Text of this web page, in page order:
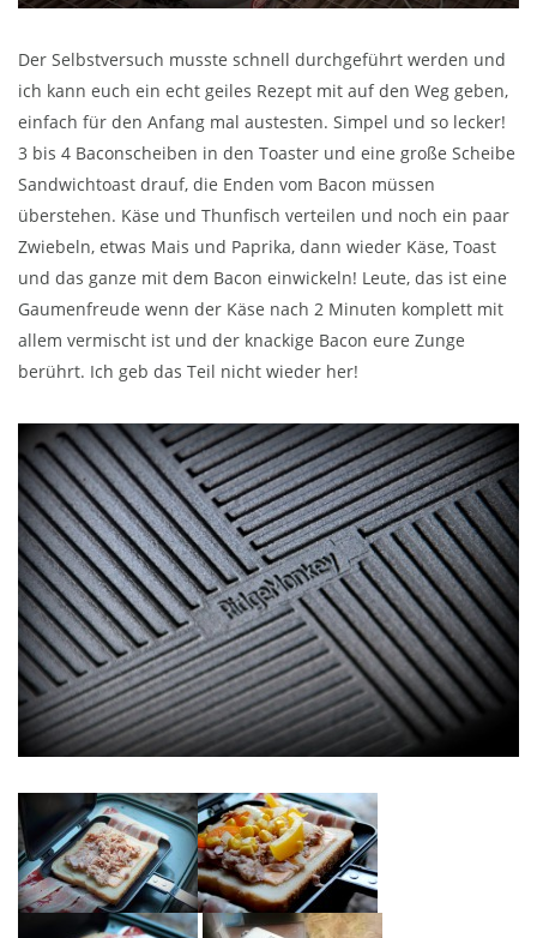
Der Selbstversuch musste schnell durchgeführt werden und
ich kann euch ein echt geiles Rezept mit auf den Weg geben,
einfach für den Anfang mal austesten. Simpel und so lecker!
3 bis 4 Baconscheiben in den Toaster und eine große Scheibe
Sandwichtoast drauf, die Enden vom Bacon müssen
überstehen. Käse und Thunfisch verteilen und noch ein paar
Zwiebeln, etwas Mais und Paprika, dann wieder Käse, Toast
und das ganze mit dem Bacon einwickeln! Leute, das ist eine
Gaumenfreude wenn der Käse nach 2 Minuten komplett mit
allem vermischt ist und der knackige Bacon eure Zunge
berührt. Ich geb das Teil nicht wieder her!